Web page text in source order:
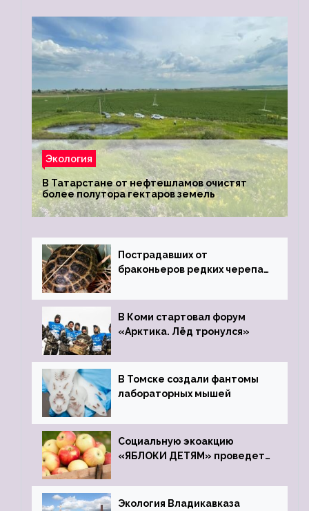
Экология
В Татарстане от нефтешламов очистят
более полутора гектаров земель
Пострадавших от
браконьеров редких черепах
зоопарк
В Коми стартовал форум
«Арктика. Лёд тронулся»
В Томске создали фантомы
лабораторных мышей
Социальную экоакцию
«ЯБЛОКИ ДЕТЯМ» проведет
Экология Владикавказа